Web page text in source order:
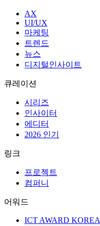
AX
UI/UX
마케팅
트렌드
뉴스
디지털인사이트
큐레이션
시리즈
인사이터
에디터
2026 인기
링크
프로젝트
컴퍼니
어워드
ICT AWARD KOREA